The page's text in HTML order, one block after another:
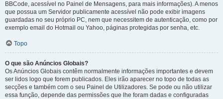
BBCode, acessível no Painel de Mensagens, para mais informações). A menos
que possua um Servidor publicamente acessível não pode exibir imagens
guardadas no seu próprio PC, nem que necessitem de autenticação, como por
exemplo email do Hotmail ou Yahoo, páginas protegidas por senha, etc.
Topo
O que são Anúncios Globais?
Os Anúncios Globais contêm normalmente informações importantes e devem
ser lidos logo que forem publicados. Eles irão aparecer no topo de todas as
secções e também com o seu Painel de Utilizadores. Se pode ou não utilizar
essa função, depende das permissões que lhe foram dadas e configuradas